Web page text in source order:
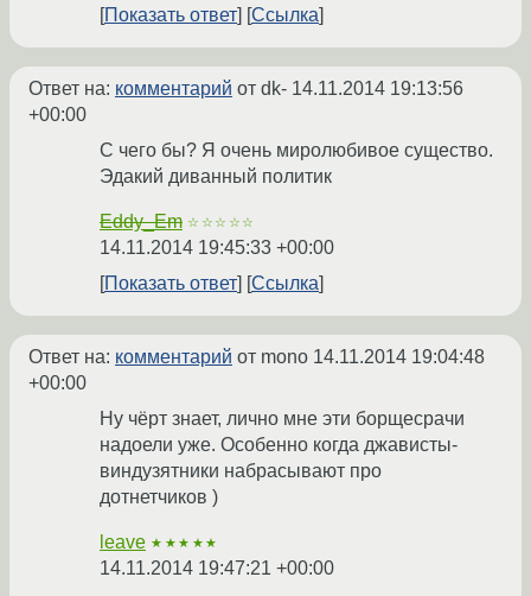
Показать ответ
Ссылка
Ответ на: комментарий от dk- 14.11.2014 19:13:56
+00:00
С чего бы? Я очень миролюбивое существо.
Эдакий диванный политик
Eddy_Em ☆☆☆☆☆
14.11.2014 19:45:33 +00:00
Показать ответ
Ссылка
Ответ на: комментарий от mono 14.11.2014 19:04:48
+00:00
Ну чёрт знает, лично мне эти борщесрачи
надоели уже. Особенно когда джависты-
виндузятники набрасывают про
дотнетчиков )
leave ★★★★★
14.11.2014 19:47:21 +00:00